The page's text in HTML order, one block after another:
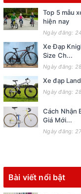
Top 5 mẫu
hiện nay
Ngày đăng:
Xe Đạp
Size Ch...
Ngày đăng:
Xe đạp
Ngày đăng:
Cách Nhận
Giá Mới...
Ngày đăng:
Bài viết nổi bật